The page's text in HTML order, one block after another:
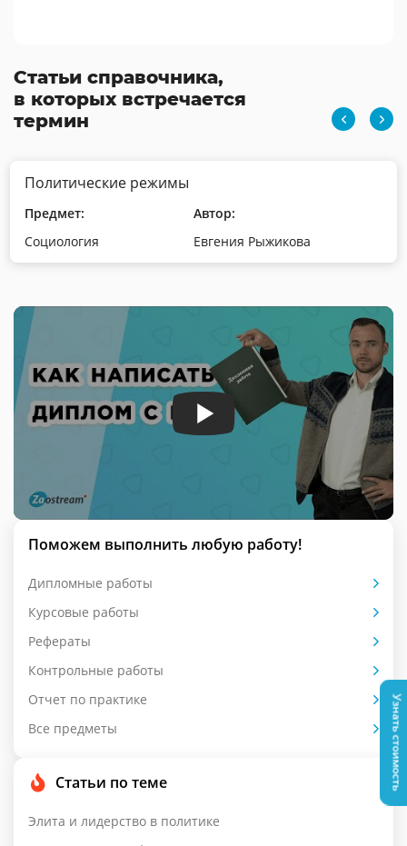
Статьи справочника,
в которых встречается
термин
Политические режимы
Предмет:
Социология
Автор:
Евгения Рыжикова
Поможем выполнить любую работу!
Дипломные работы
Курсовые работы
Рефераты
Контрольные работы
Отчет по практике
Все предметы
Статьи по теме
Элита и лидерство в политике
Узнать стоимость